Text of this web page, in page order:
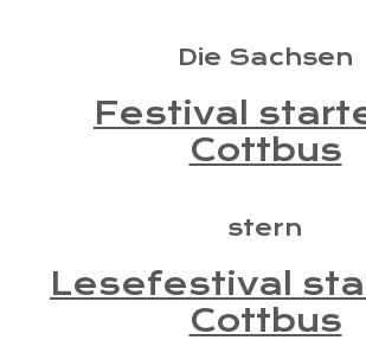
Die Sachsen
Festival
Cottbus
stern
Lesefestival
Cottbus